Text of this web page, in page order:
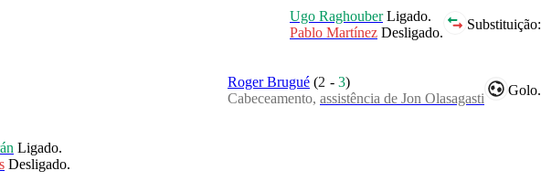
Substituição:
Ugo RaghouberLigado.
Pablo Martínez Desligado.
Golo.
Roger Brugué (2 -3)
Cabeceamento, assistência de Jon Olasagasti
Ligado.
Desligado.